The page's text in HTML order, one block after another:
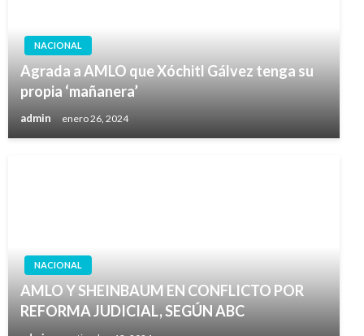
NACIONAL
Agrada a AMLO que Xóchitl Gálvez tenga su
propia ‘mañanera’
admin enero 26, 2024
NACIONAL
AMLO Y SHEINBAUM EN CONFLICTO POR
REFORMA JUDICIAL, SEGÚN ABC